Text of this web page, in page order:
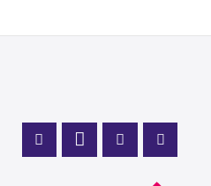
Profil Mastodon
LinkedIn Profil
Instagram